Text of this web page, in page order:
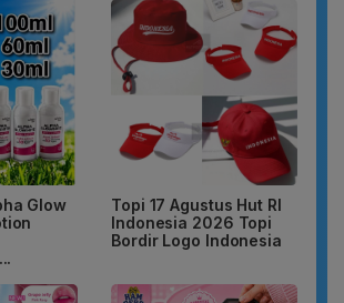
Glow
Topi 17 Agustus Hut RI
Indonesia 2026 Topi
Bordir Logo Indonesia